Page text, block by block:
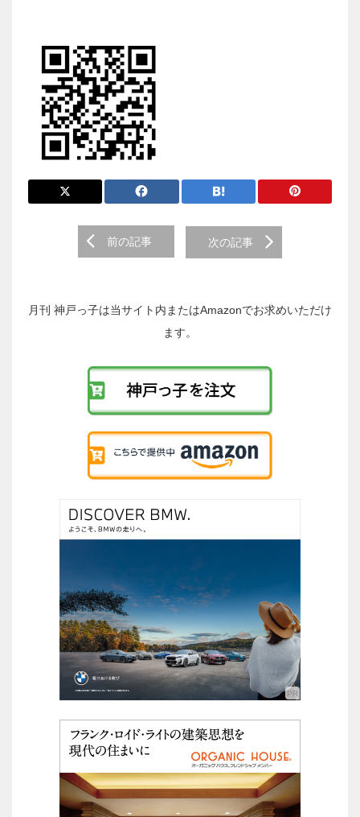
稿
前の記事 次の記事
月刊 神戸っ子は当サイト内またはAmazonでお求めいただけ
ます。